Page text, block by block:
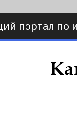
портал по
по